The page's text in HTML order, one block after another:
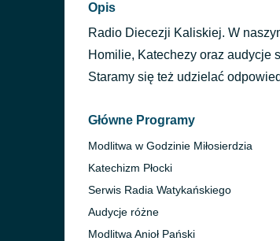
Opis
Radio Diecezji Kaliskiej. W
Homilie, Katechezy oraz audycje
Staramy się też udzielać
Główne Programy
Modlitwa w Godzinie Miłosierdzia
Katechizm Płocki
Serwis Radia Watykańskiego
Audycje różne
Modlitwa Anioł Pański